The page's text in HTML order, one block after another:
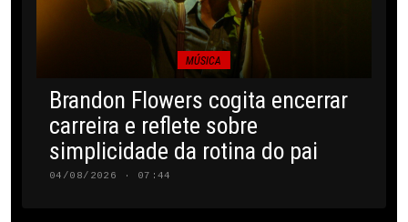
MÚSICA
Brandon Flowers cogita encerrar
carreira e reflete sobre
simplicidade da rotina do pai
04/08/2026 · 07:44